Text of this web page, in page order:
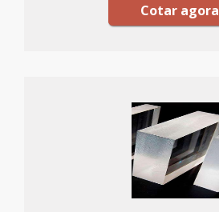
Cotar agora